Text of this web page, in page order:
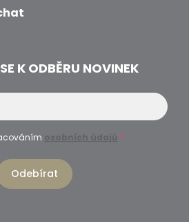
K ODBĚRU NOVINEK
osobních údajů *
Odebírat